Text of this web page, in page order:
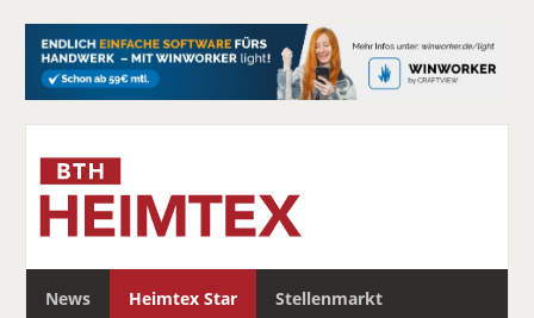
News Heimtex Star Stellenmarkt